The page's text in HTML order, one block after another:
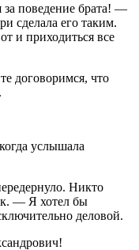
поведение брата! —
сделала его таким.
и приходиться все
договоримся, что
услышала
Никто
— Я хотел бы
деловой.